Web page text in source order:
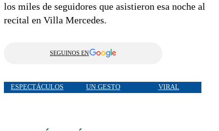
los miles de seguidores que asistieron esa noche al
recital en Villa Mercedes.
SEGUINOS EN
ESPECTÁCULOS UN GESTO VIRAL